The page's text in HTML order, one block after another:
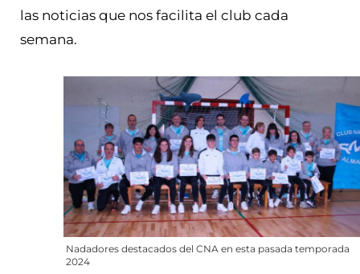
las noticias que nos facilita el club cada
semana.
Nadadores destacados del CNA en esta pasada temporada
2024